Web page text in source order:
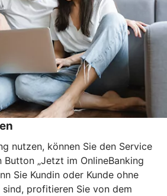
nutzen, können Sie den Service
„Jetzt im OnlineBanking
Sie Kundin oder Kunde ohne
sind, profitieren Sie von dem